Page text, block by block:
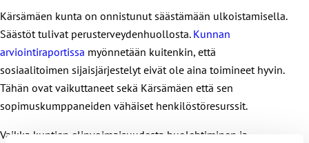
Kärsämäen kunta on onnistunut säästämään ulkoistamisella.
Säästöt tulivat perusterveydenhuollosta. Kunnan
arviointiraportissa myönnetään kuitenkin, että
sosiaalitoimen sijaisjärjestelyt eivät ole aina toimineet hyvin.
Tähän ovat vaikuttaneet sekä Kärsämäen että sen
sopimuskumppaneiden vähäiset henkilöstöresurssit.
Vaikka kuntien elinvoimaisuudesta huolehtiminen ja